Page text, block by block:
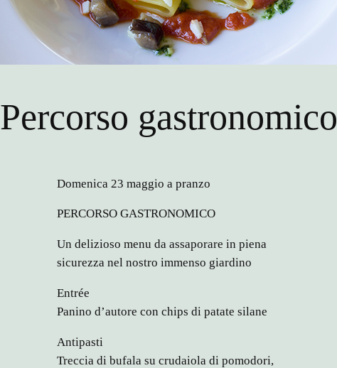
Percorso gastronomico
Domenica 23 maggio a pranzo
PERCORSO GASTRONOMICO
Un delizioso menu da assaporare in piena
sicurezza nel nostro immenso giardino
Entrée
Panino d’autore con chips di patate silane
Antipasti
Treccia di bufala su crudaiola di pomodori,